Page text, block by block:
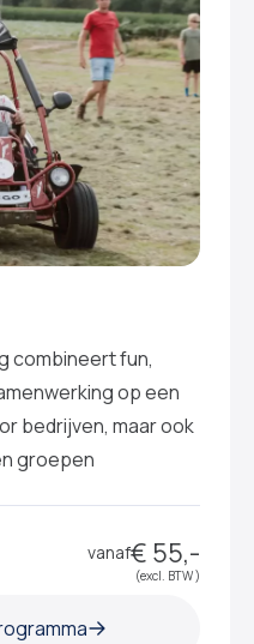
combineert fun,
op een
bedrijven, maar ook
groepen
vanaf€ 55,-
(excl. BTW )